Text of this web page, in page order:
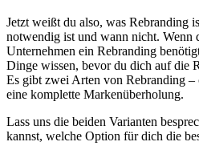
Jetzt weißt du also, was Rebranding
notwendig ist und wann nicht. Wenn
Unternehmen ein Rebranding
Dinge wissen, bevor du dich auf die
Es gibt zwei Arten von Rebranding
eine komplette Markenüberholung.
Lass uns die beiden Varianten
kannst, welche Option für dich die